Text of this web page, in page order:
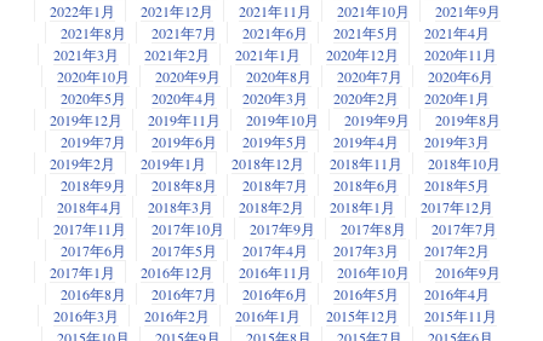
2022年1月
2021年12月 2021年11月 2021年10月
2021年9月
2021年8月
2021年7月 2021年6月 2021年5月
2021年4月
2021年3月
2021年2月 2021年1月 2020年12月
2020年11月
2020年10月
2020年9月 2020年8月 2020年7月
2020年6月
2020年5月
2020年4月 2020年3月 2020年2月
2020年1月
2019年12月
2019年11月 2019年10月 2019年9月
2019年8月
2019年7月
2019年6月 2019年5月 2019年4月
2019年3月
2019年2月
2019年1月 2018年12月 2018年11月
2018年10月
2018年9月
2018年8月 2018年7月 2018年6月
2018年5月
2018年4月
2018年3月 2018年2月 2018年1月
2017年12月
2017年11月
2017年10月 2017年9月 2017年8月
2017年7月
2017年6月
2017年5月 2017年4月 2017年3月
2017年2月
2017年1月
2016年12月 2016年11月 2016年10月
2016年9月
2016年8月
2016年7月 2016年6月 2016年5月
2016年4月
2016年3月
2016年2月 2016年1月 2015年12月
2015年11月